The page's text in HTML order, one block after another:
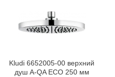
Kludi 6652005-00 верхний
душ A-QA ECO 250 мм